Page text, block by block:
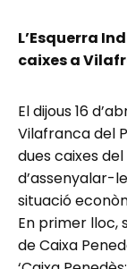
L’Esquerra
caixes a
El dijous 16
Vilafranca del
dues caixes
d’assenyalar-
situació
En primer lloc,
de Caixa